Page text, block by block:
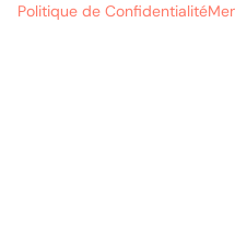
Politique de Confidentialité